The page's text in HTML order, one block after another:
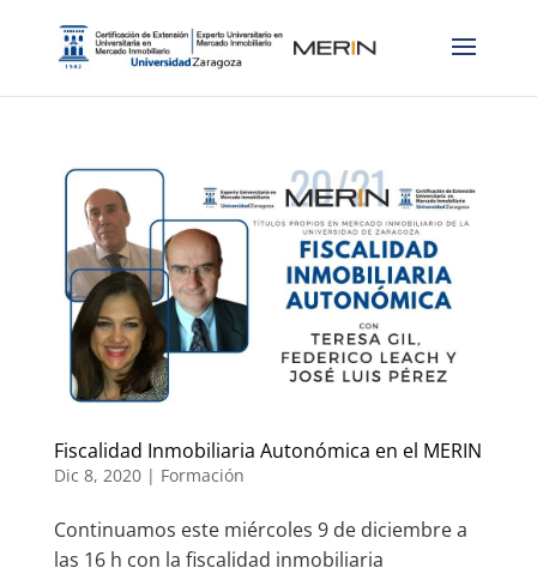
Fiscalidad Inmobiliaria Autonómica en el MERIN
Dic 8, 2020| Formación
Continuamos este miércoles 9 de diciembre a
las 16 h con la fiscalidad inmobiliaria